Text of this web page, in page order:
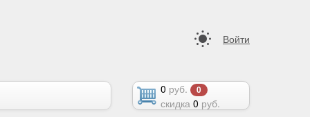
Войти
0 руб. 0
скидка 0 руб.